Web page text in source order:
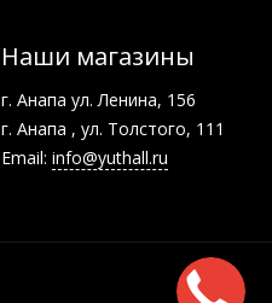
Наши магазины
г. Анапа ул. Ленина, 156
г. Анапа , ул. Толстого, 111
Email: info@yuthall.ru